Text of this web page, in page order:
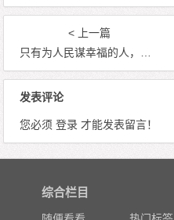
< 上一篇
只有为人民谋幸福的人，才是最最幸福的人
发表评论
您必须 登录才能发表留言！
综合栏目